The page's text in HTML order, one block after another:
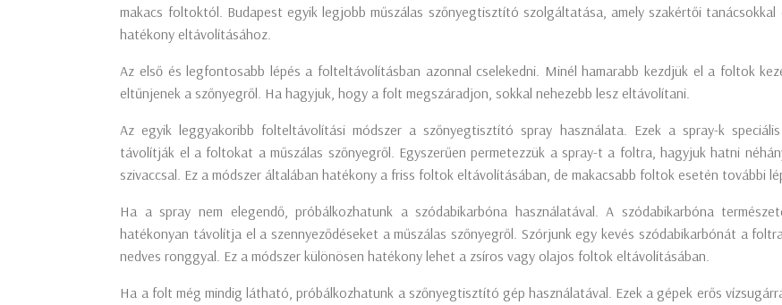
makacs foltoktól. Budapest egyik legjobb műszálas szőnyegtisztító szolgáltatása, amely szakértői
hatékony eltávolításához.
Az első és legfontosabb lépés a folteltávolításban azonnal cselekedni. Minél hamarabb kezdjük el a foltok
eltűnjenek a szőnyegről. Ha hagyjuk, hogy a folt megszáradjon, sokkal nehezebb lesz eltávolítani.
Az egyik leggyakoribb folteltávolítási módszer a szőnyegtisztító spray használata. Ezek a spray-k
távolítják el a foltokat a műszálas szőnyegről. Egyszerűen permetezzük a spray-t a foltra, hagyjuk hatni
szivaccsal. Ez a módszer általában hatékony a friss foltok eltávolításában, de makacsabb foltok esetén további
Ha a spray nem elegendő, próbálkozhatunk a szódabikarbóna használatával. A szódabikarbóna
hatékonyan távolítja el a szennyeződéseket a műszálas szőnyegről. Szórjunk egy kevés szódabikarbónát a
nedves ronggyal. Ez a módszer különösen hatékony lehet a zsíros vagy olajos foltok eltávolításában.
Ha a folt még mindig látható, próbálkozhatunk a szőnyegtisztító gép használatával. Ezek a gépek erős